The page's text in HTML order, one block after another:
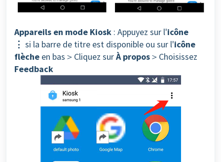
Appareils en mode Kiosk : Appuyez sur l'icône
⋮ si la barre de titre est disponible ou sur l'icône
flèche en bas＞Cliquez surÀ propos＞Choisissez
Feedback